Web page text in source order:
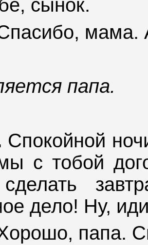
сынок.
мама.
папа.
Спокойной
с тобой
дело! Ну,
папа.